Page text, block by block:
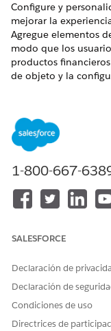
Configure y
mejorar la
Agregue elementos
modo que los
productos
de objeto y la
Disponible en:
Disponible en:
Configure sitios de
concesionarios y
modificar el objeto y
concesionarios.
1-800-667-
SALESFORCE
Declaración de
Declaración de
Condiciones de uso
Directrices de